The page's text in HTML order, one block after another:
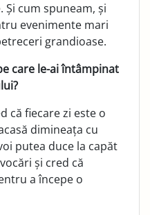
cum spuneam, și
evenimente mari
grandioase.
care le-ai întâmpinat
că fiecare zi este o
dimineața cu
putea duce la capăt
și cred că
a începe o